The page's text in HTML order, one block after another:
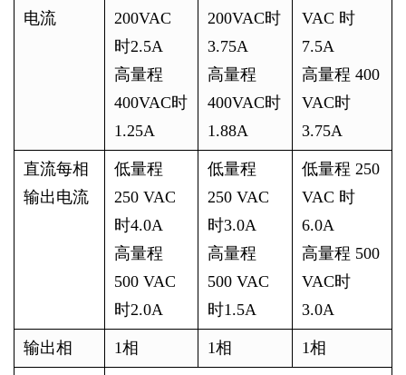
电流
200VAC
时2.5A
高量程
400VAC时
1.25A
200VAC时
3.75A
高量程
400VAC时
1.88A
VAC 时
7.5A
高量程 400
VAC时
3.75A
直流每相
输出电流
低量程
250 VAC
时4.0A
高量程
500 VAC
时2.0A
低量程
250 VAC
时3.0A
高量程
500 VAC
时1.5A
低量程 250
VAC 时
6.0A
高量程 500
VAC时
3.0A
输出相 1相 1相 1相